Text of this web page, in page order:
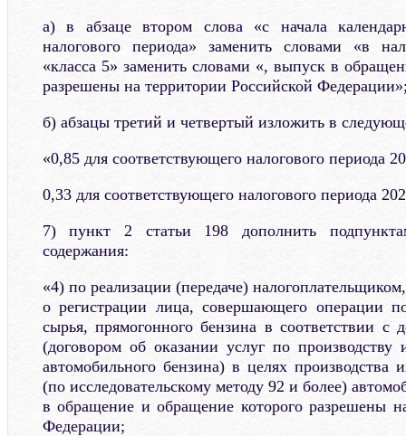
а) в абзаце втором слова «с начала
налогового периода» заменить словами «в
«класса 5» заменить словами «, выпуск в
разрешены на территории Российской
б) абзацы третий и четвертый изложить в
«0,85 для соответствующего налогового периода
0,33 для соответствующего налогового периода
7) пункт 2 статьи 198 дополнить
содержания:
«4) по реализации (передаче)
о регистрации лица, совершающего операции
сырья, прямогонного бензина в соответствии с
(договором об оказании услуг по производству
автомобильного бензина) в целях производства
(по исследовательскому методу 92 и более)
в обращение и обращение которого разрешены
Федерации;